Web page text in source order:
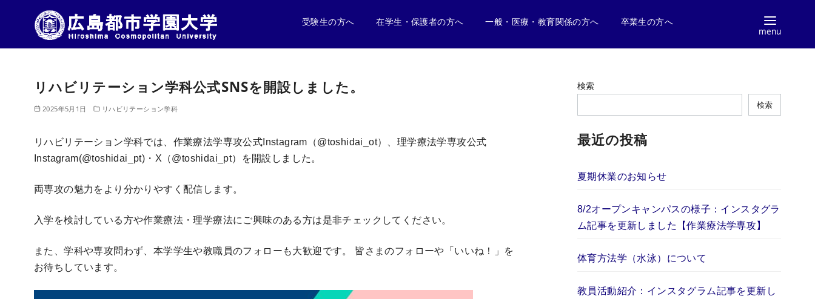
受験生の方へ 在学生・保護者の方へ 一般・医療・教育関係の方へ 卒業生の方へ
リハビリテーション学科公式SNSを開設しました。
2025年5月1日 リハビリテーション学科
リハビリテーション学科では、作業療法学専攻公式Instagram（@toshidai_ot）、理学療法学専攻公式
Instagram(@toshidai_pt)・X（@toshidai_pt）を開設しました。
両専攻の魅力をより分かりやすく配信します。
入学を検討している方や作業療法・理学療法にご興味のある方は是非チェックしてください。
また、学科や専攻問わず、本学学生や教職員のフォローも大歓迎です。 皆さまのフォローや「いいね！」を
お待ちしています。
検索
検索
最近の投稿
夏期休業のお知らせ
8/2オープンキャンパスの様子：インスタグラ
ム記事を更新しました【作業療法学専攻】
体育方法学（水泳）について
教員活動紹介：インスタグラム記事を更新し